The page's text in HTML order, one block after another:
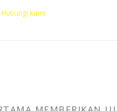
Hubungi kami